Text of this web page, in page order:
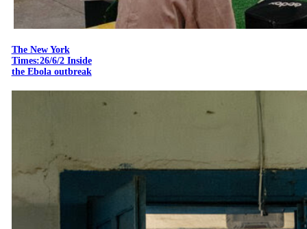
The New York
Times:26/6/2 Inside
the Ebola outbreak